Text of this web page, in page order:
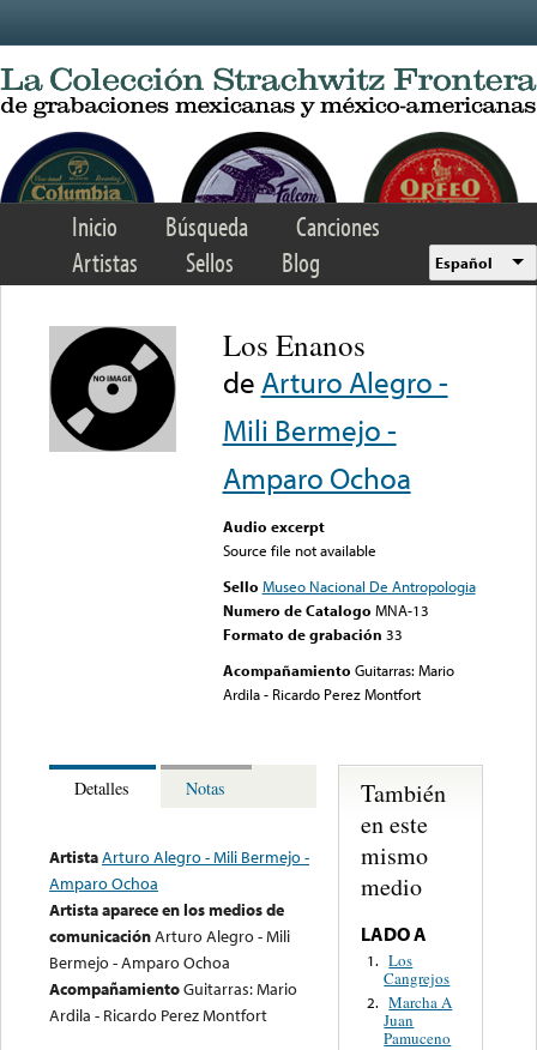
Inicio Búsqueda
Canciones
Artistas
Sellos Blog Español
Los Enanos
de Arturo Alegro -
Mili Bermejo -
Amparo Ochoa
Audio excerpt
Source file not available
Sello Museo Nacional De Antropologia
Numero de Catalogo MNA-13
Formato de grabación 33
Acompañamiento Guitarras: Mario
Ardila - Ricardo Perez Montfort
Detalles Notas
ArtistaArturo Alegro - Mili Bermejo -
Amparo Ochoa
Artista aparece en los medios de
comunicaciónArturo Alegro - Mili
Bermejo - Amparo Ochoa
AcompañamientoGuitarras: Mario
Ardila - Ricardo Perez Montfort
También
en este
mismo
medio
LADO A
1. Los
Cangrejos
2. Marcha A
Juan
Pamuceno